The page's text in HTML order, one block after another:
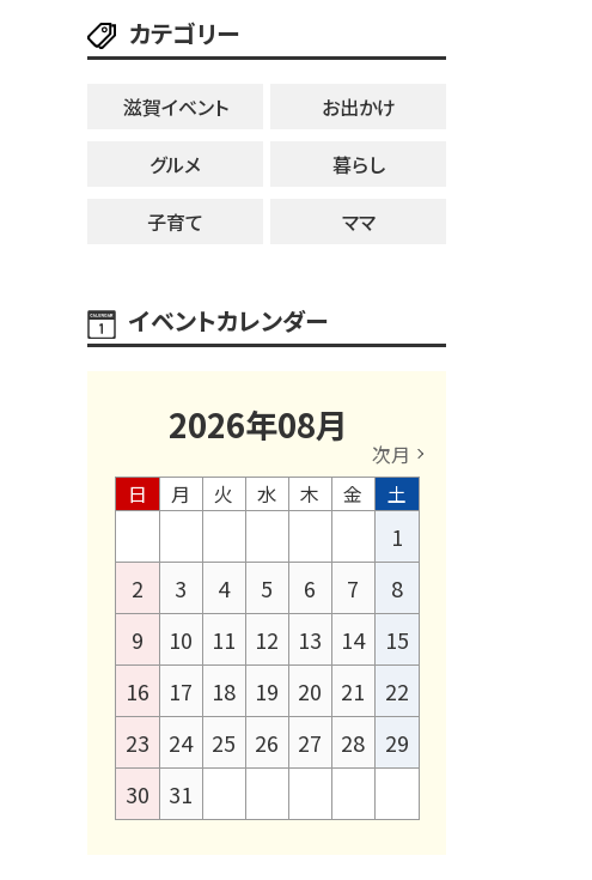
スポット！
カテゴリー
滋賀イベント
お出かけ
グルメ
暮らし
子育て
ママ
イベントカレンダー
2026年08月
次月
日
月 火 水 木 金 土
1
2
3 4 5 6 7
8
9
10 11 12 13 14
15
16
17 18 19 20 21
22
23
24 25 26 27 28
29
30
31